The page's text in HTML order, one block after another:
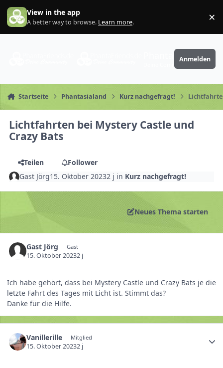
Zum Inhalt springen
View in the app
A better way to browse. Learn more. ×
PhantaFriends.de
Anmelden
Startseite Phantasialand Kurz nachgefragt!
Lichtfahrten bei Mystery Castle und
Crazy Bats
Teilen
Follower
Gast Jörg15. Oktober 20232 j in Kurz nachgefragt!
Neues Thema starten
Gast Jörg Gast
15. Oktober 20232 j
Ich habe gehört, dass bei Mystery Castle und Crazy Bats je die
letzte Fahrt des Tages mit Licht ist. Stimmt das?
Danke für die Hilfe.
Vanillerille Mitglied
15. Oktober 20232 j